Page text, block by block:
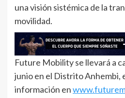
una visión sistémica de la
movilidad.
Future Mobility se llevará a
junio en el Distrito Anhembi,
información en